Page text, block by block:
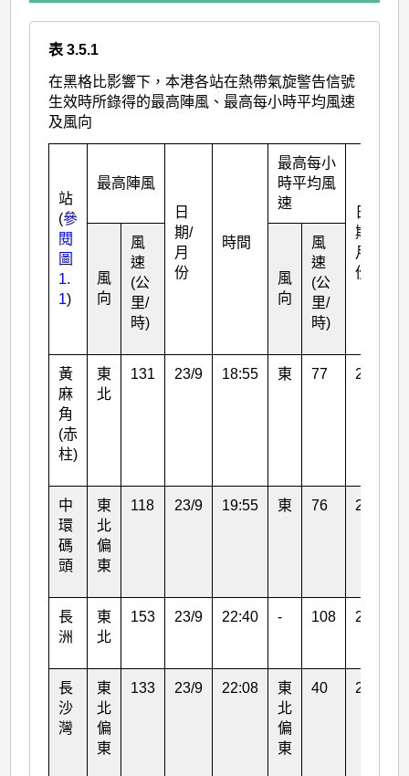
表 3.5.1
在黑格比影響下，本港各站在熱帶氣旋警告信號
生效時所錄得的最高陣風、最高每小時平均風速
及風向
站
(參
閱
圖
1.
1)
最高陣風
日
期/
月
份
時間
最高每小
時平均風
速
日
期/
月
份
風
向
風
速
(公
里/
時)
風
向
風
速
(公
里/
時)
黃
麻
角
(赤
柱)
東
北
131 23/9 18:55 東 77 24/9
中
環
碼
頭
東
北
偏
東
118 23/9 19:55 東 76 23/9
長
洲
東
北
153 23/9 22:40 - 108 24/9
長
沙
灣
東
北
偏
東
133 23/9 22:08
東
北
偏
東
40 23/9